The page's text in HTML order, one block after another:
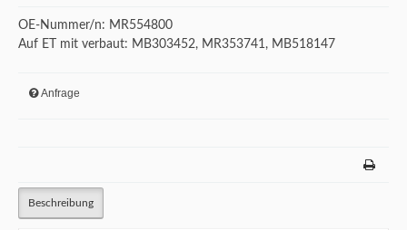
OE-Nummer/n: MR554800
Auf ET mit verbaut: MB303452, MR353741, MB518147
Anfrage
Beschreibung